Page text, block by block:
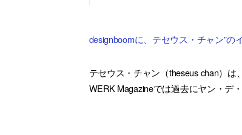
designboomに、テセウス・チャン”
テセウス・チャン（theseus chan）は
WERK Magazineでは過去にヤン・デ